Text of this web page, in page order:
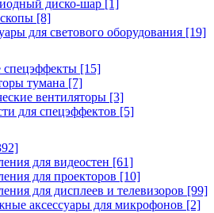
диско-шар [1]
[8]
для светового оборудования [19]
спецэффекты [15]
тумана [7]
вентиляторы [3]
для спецэффектов [5]
для видеостен [61]
для проекторов [10]
для дисплеев и телевизоров [99]
аксессуары для микрофонов [2]